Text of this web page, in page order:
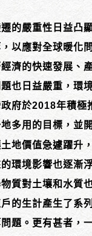
的嚴重性日益凸
以應對全球暖化
濟的快速發展、
也日益嚴重，環
府於2018年積
多用的目標，並
地價值急遽躍升
環境影響也逐漸
質對土壤和水質
的生計產生了系
題。更有甚者，